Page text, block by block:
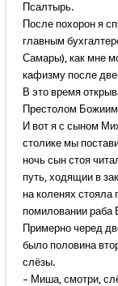
Псалтырь.
После похорон я
главным
Самары), как мне
кафизму после
В это время
Престолом
И вот я с сыном
столике мы
ночь сын стоя
путь, ходящии в
на коленях стояла
помиловании раба
Примерно черед
было половина
слёзы.
– Миша, смотри,